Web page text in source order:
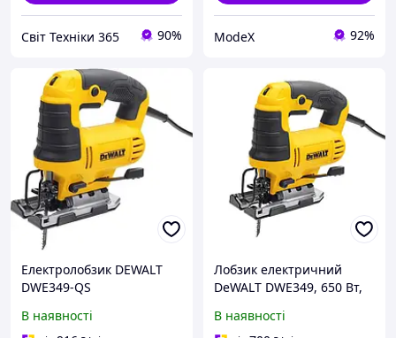
Світ Техніки 365 90% ModeX 92%
Електролобзик DEWALT
DWE349-QS
В наявності
Лобзик електричний
DeWALT DWE349, 650 Вт,
В наявності